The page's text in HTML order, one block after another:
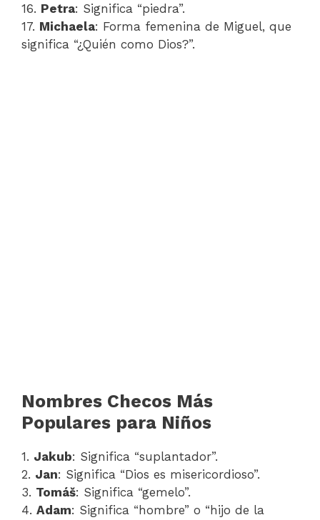
16. Petra: Significa “piedra”.
17. Michaela: Forma femenina de Miguel, que
significa “¿Quién como Dios?”.
Nombres Checos Más
Populares para Niños
1. Jakub: Significa “suplantador”.
2. Jan: Significa “Dios es misericordioso”.
3. Tomáš: Significa “gemelo”.
4. Adam: Significa “hombre” o “hijo de la